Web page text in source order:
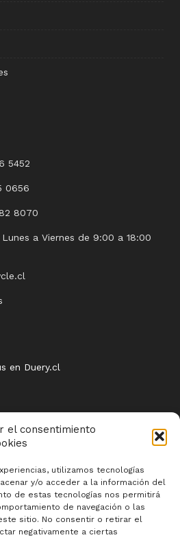
el consentimiento
utilizamos tecnologías
y/o acceder a la información del
de estas tecnologías nos permitirá
de navegación o las
sitio. No consentir o retirar el
negativamente a ciertas
5452
0656
8070
Lunes a Viernes de 9:00 a 18:00